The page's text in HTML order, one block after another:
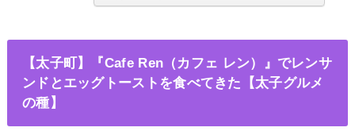
【太子町】『Cafe Ren（カフェ レン）』でレンサ
ンドとエッグトーストを食べてきた【太子グルメ
の種】